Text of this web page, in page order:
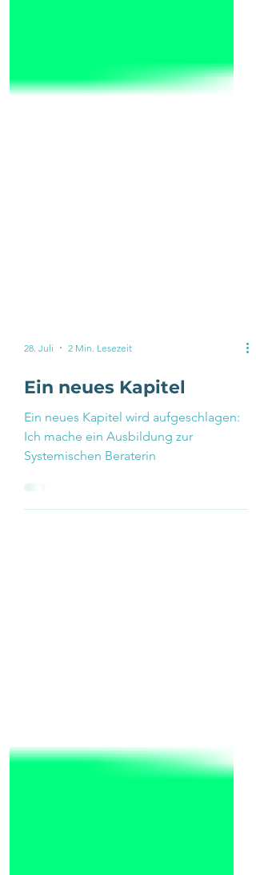
28. Juli 2 Min. Lesezeit
Ein neues Kapitel
Ein neues Kapitel wird aufgeschlagen:
Ich mache ein Ausbildung zur
Systemischen Beraterin